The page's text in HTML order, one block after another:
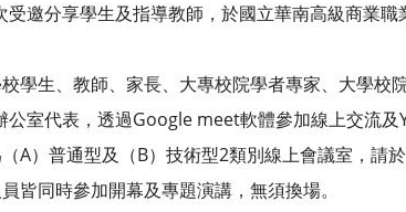
分享學生及指導教師，於國立華南高級商業職業
、教師、家長、大專校院學者專家、大學校院
，透過Google meet軟體參加線上交流及
通型及（B）技術型2類別線上會議室，請於
時參加開幕及專題演講，無須換場。